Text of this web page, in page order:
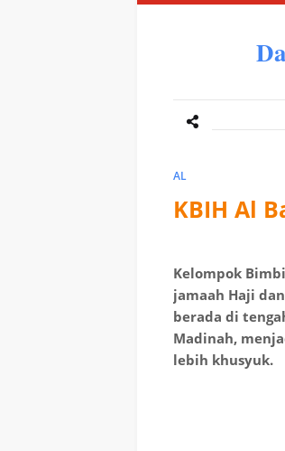
AL
KBIH Al
Kelompok
jamaah Haji
berada di
Madinah,
lebih khusyuk.